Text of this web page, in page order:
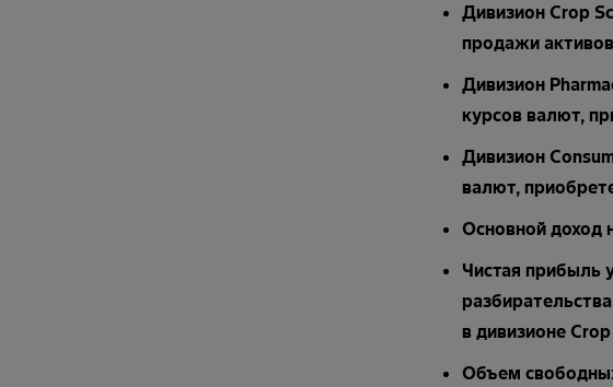
Дивизион Crop
продажи
Дивизион
курсов валют,
Дивизион
валют,
Основной доход
Чистая прибыль
в дивизионе
Объем